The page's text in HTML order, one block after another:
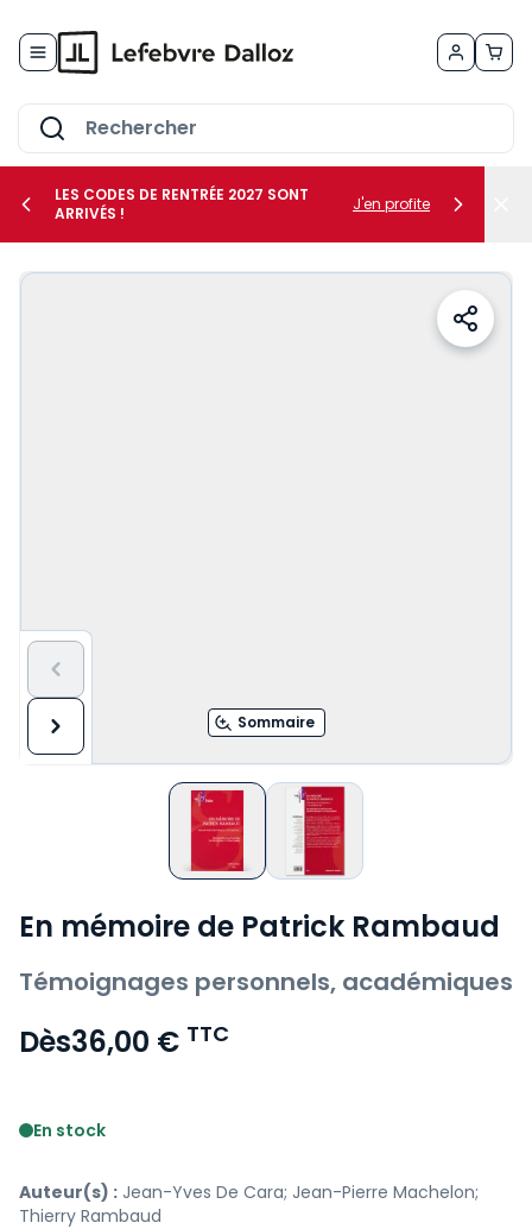
le sous-menu Vos métiers
LES CODES DE RENTRÉE 2027 SONT
ARRIVÉS !
J'en profite
Sommaire
En mémoire de Patrick Rambaud
Témoignages personnels, académiques
Dès36,00 € TTC
En stock
Auteur(s) : Jean-Yves De Cara; Jean-Pierre Machelon;
Thierry Rambaud